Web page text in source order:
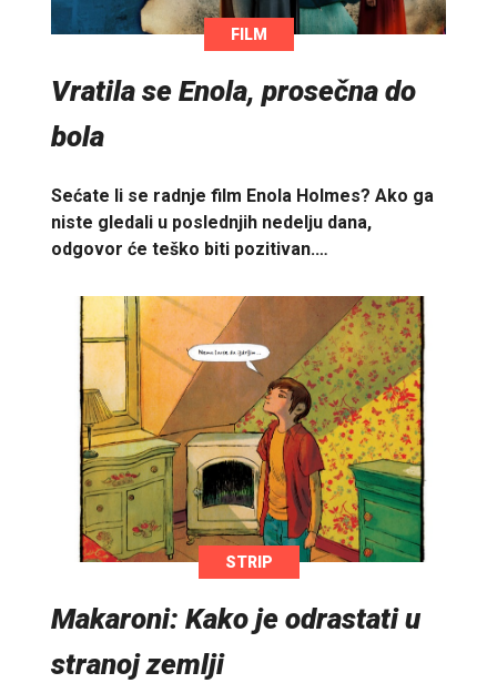
FILM
Vratila se Enola, prosečna do
bola
Sećate li se radnje film Enola Holmes? Ako ga
niste gledali u poslednjih nedelju dana,
odgovor će teško biti pozitivan.…
STRIP
Makaroni: Kako je odrastati u
stranoj zemlji